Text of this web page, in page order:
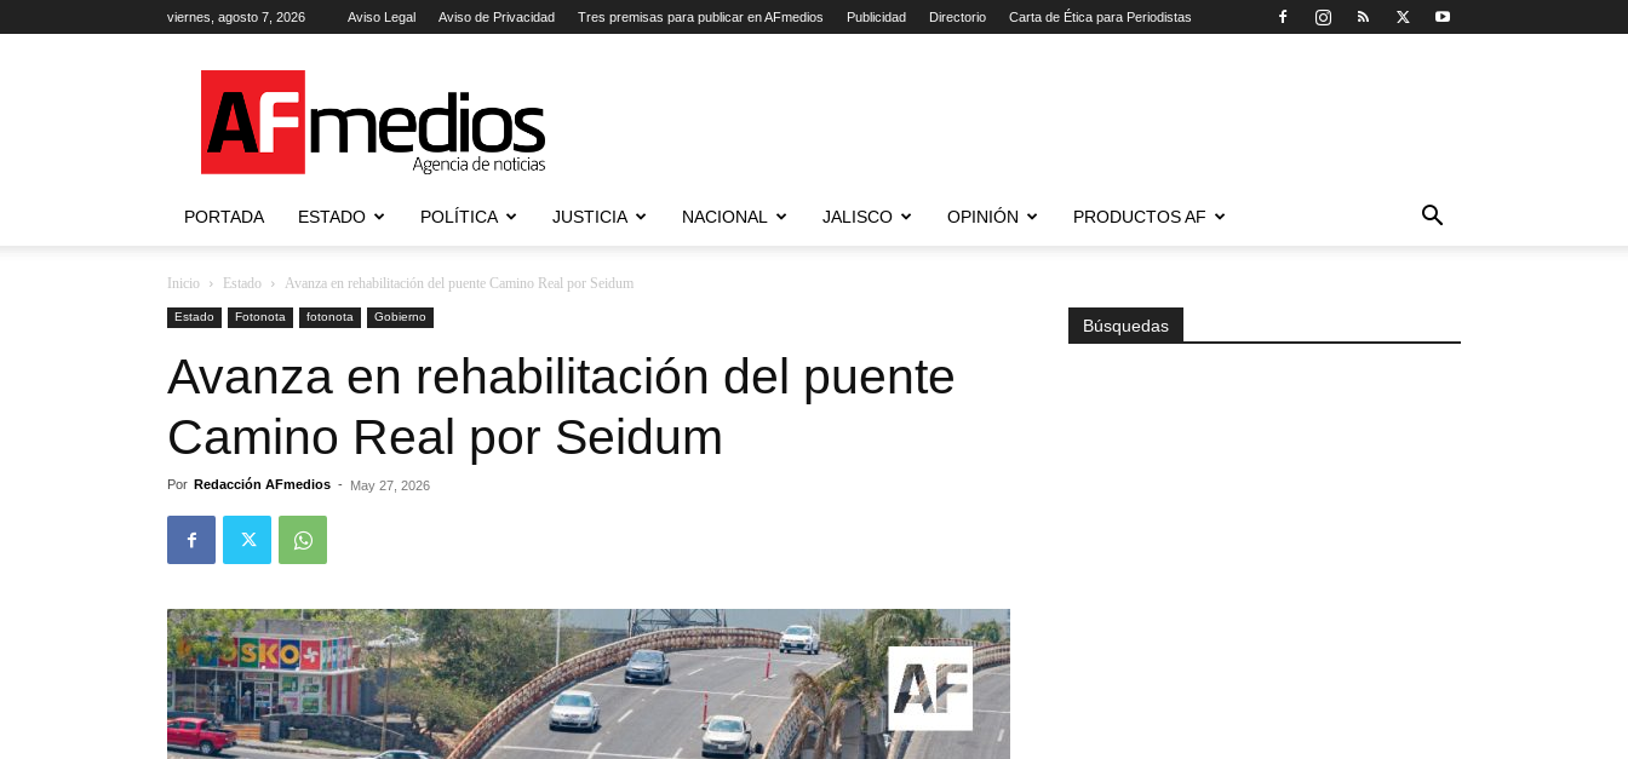
viernes, agosto 7, 2026 Aviso Legal Aviso de Privacidad Tres premisas para publicar en AFmedios Publicidad Directorio Carta de Ética para Periodistas
Agencia
de
Noticias
PORTADA ESTADO POLÍTICA JUSTICIA NACIONAL JALISCO OPINIÓN PRODUCTOS AF
Inicio Estado Avanza en rehabilitación del puente Camino Real por Seidum
Estado Fotonota fotonota Gobierno
Avanza en rehabilitación del puente
Camino Real por Seidum
Por Redacción AFmedios - May 27, 2026
Búsquedas